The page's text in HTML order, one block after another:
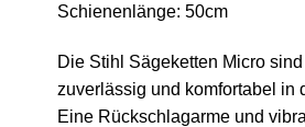
Schienenlänge: 50cm
Die Stihl Sägeketten Micro
zuverlässig und komfortabel in
Eine Rückschlagarme und